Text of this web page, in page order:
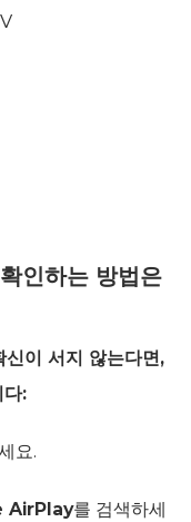
인하는 방법은
이 서지 않는다면,
다:
요.
AirPlay를 검색하세